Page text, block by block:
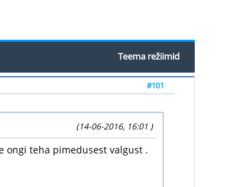
Teema režiimid
#101
(14-06-2016, 16:01 )
ongi teha pimedusest valgust .